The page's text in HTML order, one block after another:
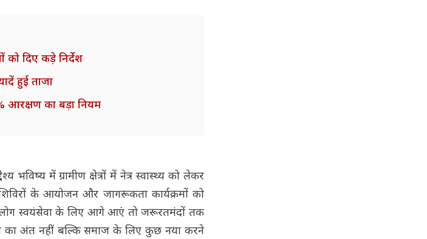
को दिए कड़े निर्देश
हुई ताजा
आरक्षण का बड़ा नियम
भविष्य में ग्रामीण क्षेत्रों में नेत्र स्वास्थ्य को लेकर
के आयोजन और जागरूकता कार्यक्रमों को
स्वयंसेवा के लिए आगे आएं तो जरूरतमंदों तक
का अंत नहीं बल्कि समाज के लिए कुछ नया करने